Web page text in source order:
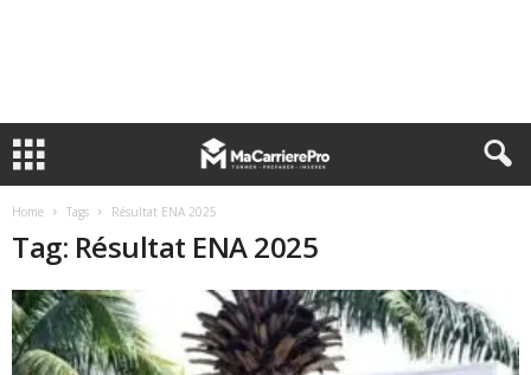
Home Tags Résultat ENA 2025
Tag: Résultat ENA 2025